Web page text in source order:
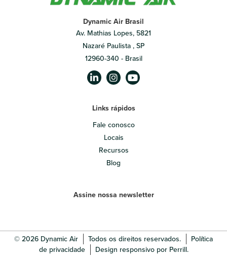
Dynamic Air Brasil
Av. Mathias Lopes, 5821
Nazaré Paulista , SP
12960-340 - Brasil
Links rápidos
Fale conosco
Locais
Recursos
Blog
Assine nossa newsletter
© 2026 Dynamic Air Todos os direitos reservados.
Política
de privacidade
Design responsivo por Perrill.